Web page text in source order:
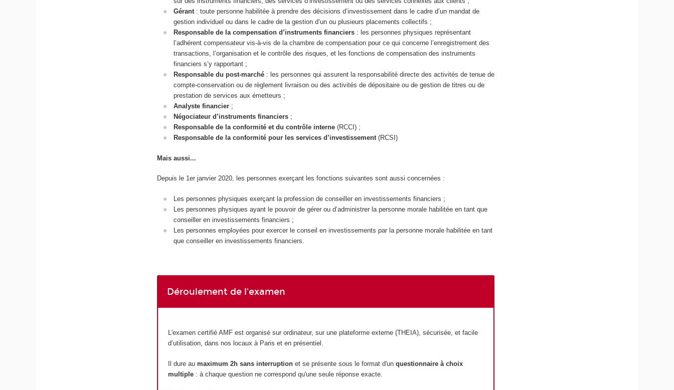
Gérant : toute personne habilitée à prendre des décisions d’investissement dans le cadre d’un mandat de
gestion individuel ou dans le cadre de la gestion d’un ou plusieurs placements collectifs ;
Responsable de la compensation d’instruments financiers: les personnes physiques représentant
l’adhérent compensateur vis-à-vis de la chambre de compensation pour ce qui concerne l’enregistrement des
transactions, l’organisation et le contrôle des risques, et les fonctions de compensation des instruments
financiers s’y rapportant ;
Responsable du post-marché: les personnes qui assurent la responsabilité directe des activités de tenue de
compte-conservation ou de règlement livraison ou des activités de dépositaire ou de gestion de titres ou de
prestation de services aux émetteurs ;
Analyste financier ;
Négociateur d’instruments financiers;
Responsable de la conformité et du contrôle interne(RCCI) ;
Responsable de la conformité pour les services d’investissement(RCSI)
Mais aussi...
Depuis le 1er janvier 2020, les personnes exerçant les fonctions suivantes sont aussi concernées :
Les personnes physiques exerçant la profession de conseiller en investissements financiers ;
Les personnes physiques ayant le pouvoir de gérer ou d’administrer la personne morale habilitée en tant que
conseiller en investissements financiers ;
Les personnes employées pour exercer le conseil en investissements par la personne morale habilitée en tant
que conseiller en investissements financiers.
Déroulement de l'examen
L'examen certifié AMF est organisé sur ordinateur, sur une plateforme externe (THEIA), sécurisée, et facile
d’utilisation, dans nos locaux à Paris et en présentiel.
Il dure au maximum 2h sans interruptionet se présente sous le format d'un questionnaire à choix
multiple: à chaque question ne correspond qu'une seule réponse exacte.